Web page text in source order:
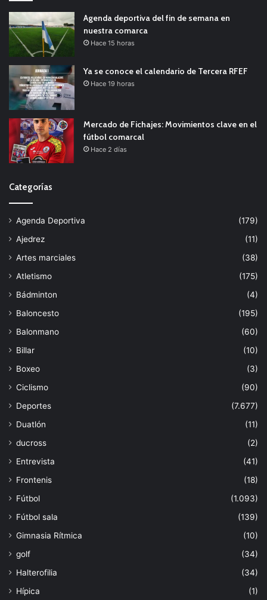
Agenda deportiva del fin de semana en
nuestra comarca
Hace 15 horas
Ya se conoce el calendario de Tercera RFEF
Hace 19 horas
Mercado de Fichajes: Movimientos clave en el
fútbol comarcal
Hace 2 días
Categorías
Agenda Deportiva
(179)
Ajedrez
(11)
Artes marciales
(38)
Atletismo
(175)
Bádminton
(4)
Baloncesto
(195)
Balonmano
(60)
Billar
(10)
Boxeo
(3)
Ciclismo
(90)
Deportes
(7.677)
Duatlón
(11)
ducross
(2)
Entrevista
(41)
Frontenis
(18)
Fútbol
(1.093)
Fútbol sala
(139)
Gimnasia Rítmica
(10)
golf
(34)
Halterofilia
(34)
Hípica
(1)